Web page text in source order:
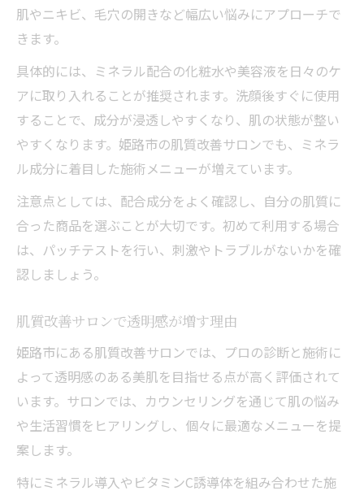
肌やニキビ、毛穴の開きなど幅広い悩みにアプローチで
きます。
具体的には、ミネラル配合の化粧水や美容液を日々のケ
アに取り入れることが推奨されます。洗顔後すぐに使用
することで、成分が浸透しやすくなり、肌の状態が整い
やすくなります。姫路市の肌質改善サロンでも、ミネラ
ル成分に着目した施術メニューが増えています。
注意点としては、配合成分をよく確認し、自分の肌質に
合った商品を選ぶことが大切です。初めて利用する場合
は、パッチテストを行い、刺激やトラブルがないかを確
認しましょう。
肌質改善サロンで透明感が増す理由
姫路市にある肌質改善サロンでは、プロの診断と施術に
よって透明感のある美肌を目指せる点が高く評価されて
います。サロンでは、カウンセリングを通じて肌の悩み
や生活習慣をヒアリングし、個々に最適なメニューを提
案します。
特にミネラル導入やビタミンC誘導体を組み合わせた施